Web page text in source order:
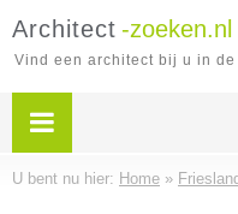
Architect -zoeken.nl
Vind een architect bij u in de
U bent nu hier: Home » Friesland